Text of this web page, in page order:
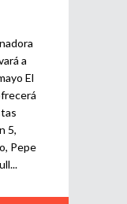
a
El
5,
Pepe